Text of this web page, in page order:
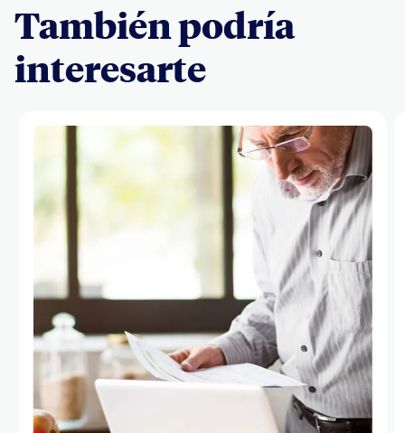
También podría
interesarte